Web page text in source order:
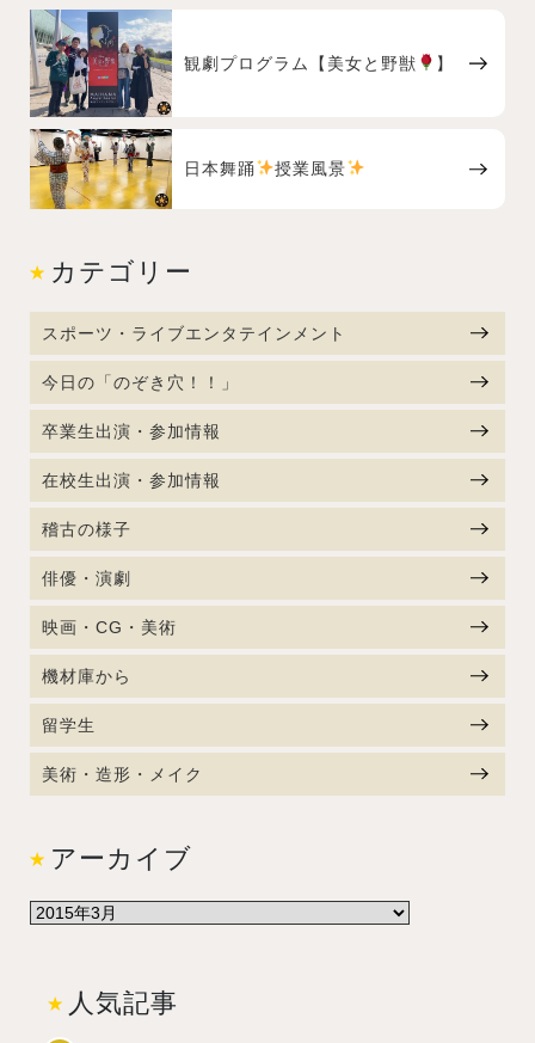
観劇プログラム【美女と野獣 】
日本舞踊 授業風景
カテゴリー
スポーツ・ライブエンタテインメント
今日の「のぞき穴！！」
卒業生出演・参加情報
在校生出演・参加情報
稽古の様子
俳優・演劇
映画・CG・美術
機材庫から
留学生
美術・造形・メイク
アーカイブ
人気記事